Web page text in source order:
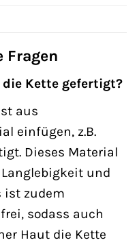
Fragen
Kette gefertigt?
aus
einfügen, z.B.
Dieses Material
und
ist zudem
sodass auch
Haut die Kette